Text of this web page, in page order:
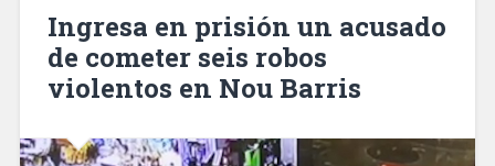
bloqueo
administrativo
al
Open
Ingresa en prisión un acusado
de cometer seis robos
violentos en Nou Barris